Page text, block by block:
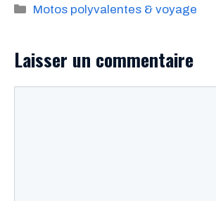
Catégories
Motos polyvalentes & voyage
Laisser un commentaire